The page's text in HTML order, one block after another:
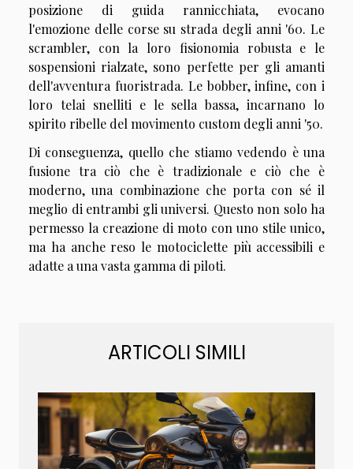
posizione di guida rannicchiata, evocano
l'emozione delle corse su strada degli anni '60. Le
scrambler, con la loro fisionomia robusta e le
sospensioni rialzate, sono perfette per gli amanti
dell'avventura fuoristrada. Le bobber, infine, con i
loro telai snelliti e le sella bassa, incarnano lo
spirito ribelle del movimento custom degli anni '50.
Di conseguenza, quello che stiamo vedendo è una
fusione tra ciò che è tradizionale e ciò che è
moderno, una combinazione che porta con sé il
meglio di entrambi gli universi. Questo non solo ha
permesso la creazione di moto con uno stile unico,
ma ha anche reso le motociclette più accessibili e
adatte a una vasta gamma di piloti.
ARTICOLI SIMILI